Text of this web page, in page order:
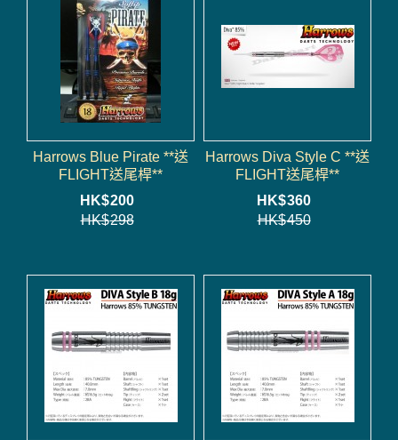
Harrows Blue Pirate **送
FLIGHT送尾桿**
HK$200
HK$298
Harrows Diva Style C **送
FLIGHT送尾桿**
HK$360
HK$450